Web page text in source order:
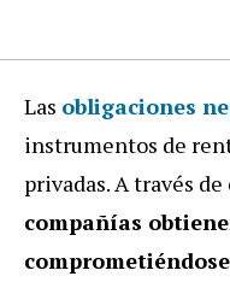
Las obligaciones
instrumentos de
privadas. A través
compañías